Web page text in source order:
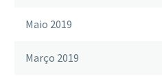
Maio 2019
Março 2019